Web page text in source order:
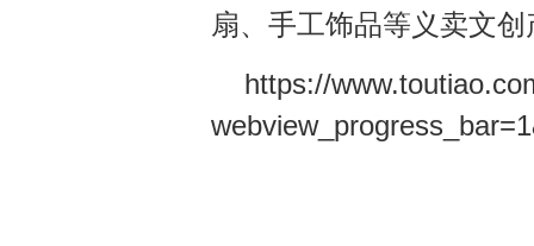
扇、手工饰品等义卖文
https://